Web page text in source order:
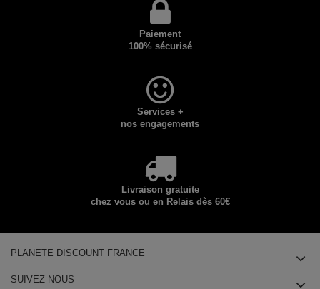
Paiement
100% sécurisé
Services +
nos engagements
Livraison gratuite
chez vous ou en Relais dès 60€
PLANETE DISCOUNT FRANCE
SUIVEZ NOUS